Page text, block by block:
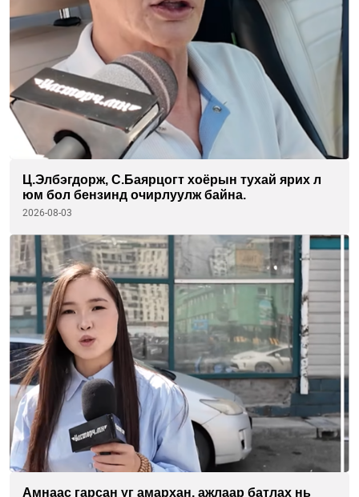
Ц.Элбэгдорж, С.Баярцогт хоёрын тухай ярих л
юм бол бензинд очирлуулж байна.
2026-08-03
Амнаас гарсан үг амархан, ажлаар батлах нь